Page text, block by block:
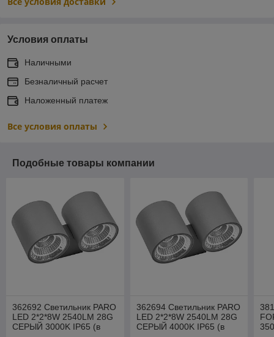
Условия оплаты
Наличными
Безналичный расчет
Наложенный платеж
Все условия оплаты
Подобные товары компании
362692 Светильник PARO
LED 2*2*8W 2540LM 28G
СЕРЫЙ 3000K IP65 (в
362694 Светильник PARO
LED 2*2*8W 2540LM 28G
СЕРЫЙ 4000K IP65 (в